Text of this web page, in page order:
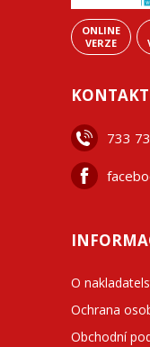
ONLINE
VERZE
733
O
Ochrana
Obchodní